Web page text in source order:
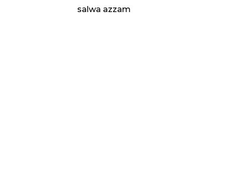
salwa azzam